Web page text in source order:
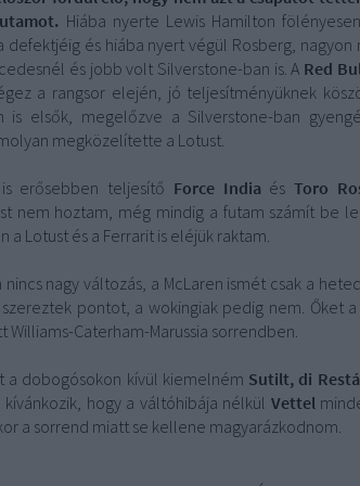
Hiába nyerte Lewis Hamilton
defektjéig és hiába nyert végül Rosberg,
és jobb volt Silverstone-ban is. A Red
a rangsor elején, jó teljesítményüknek
is elsők, megelőzve a Silverstone-ban
megközelítette a Lotust.
erősebben teljesítő Force India ésToro
nem hoztam, még mindig a futam számít be
a Lotust és a Ferrarit is eléjük raktam.
nagy változás, a McLaren ismét csak a
pontot, a wokingiak pedig nem. Őket
Williams-Caterham-Marussia sorrendben.
a dobogósokon kívül kiemelném Sutilt, di
hogy a váltóhibája nélkül Vettel
a sorrend miatt se kellene magyarázkodnom.